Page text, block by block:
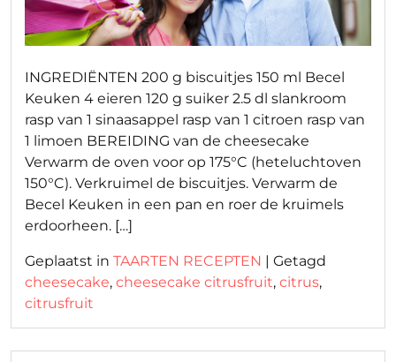
INGREDIËNTEN 200 g biscuitjes 150 ml Becel
Keuken 4 eieren 120 g suiker 2.5 dl slankroom
rasp van 1 sinaasappel rasp van 1 citroen rasp van
1 limoen BEREIDING van de cheesecake
Verwarm de oven voor op 175°C (heteluchtoven
150°C). Verkruimel de biscuitjes. Verwarm de
Becel Keuken in een pan en roer de kruimels
erdoorheen. […]
Geplaatst in TAARTEN RECEPTEN | Getagd
cheesecake, cheesecake citrusfruit, citrus,
citrusfruit